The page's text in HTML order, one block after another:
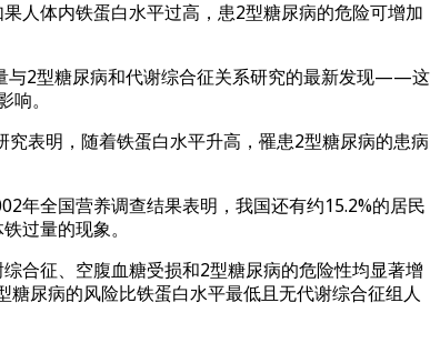
人体内铁蛋白水平过高，患2型糖尿病的危险可增加
与2型糖尿病和代谢综合征关系研究的最新发现——这
响。
表明，随着铁蛋白水平升高，罹患2型糖尿病的患病
年全国营养调查结果表明，我国还有约15.2%的居民
过量的现象。
合征、空腹血糖受损和2型糖尿病的危险性均显著增
尿病的风险比铁蛋白水平最低且无代谢综合征组人